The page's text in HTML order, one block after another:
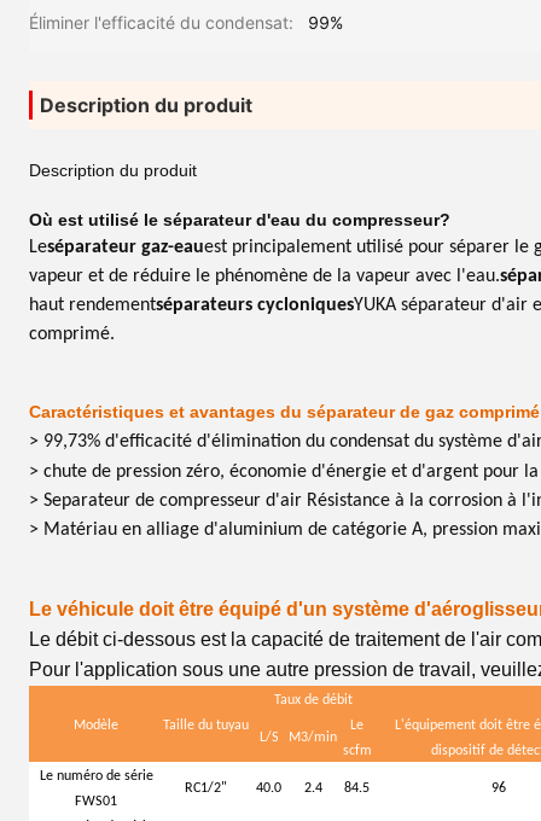
Éliminer l'efficacité du condensat: 99%
Description du produit
Description du produit
Où est utilisé le séparateur d'eau du compresseur?
Leséparateur gaz-eauest principalement utilisé pour séparer le
vapeur et de réduire le phénomène de la vapeur avec l'eau.
haut rendementséparateurs cycloniquesYUKA séparateur d'air
comprimé.
Caractéristiques et avantages du séparateur de gaz comprimé
> 99,73% d'efficacité d'élimination du condensat du système
> chute de pression zéro, économie d'énergie et d'argent pour
> Separateur de compresseur d'air Résistance à la corrosion
> Matériau en alliage d'aluminium de catégorie A, pression
Le véhicule doit être équipé d'un système
Le débit ci-dessous est la capacité de traitement de l'air
Pour l'application sous une autre pression de travail,
Modèle Taille du tuyau
Taux de débit
L/S M3/min
Le
scfm
L'équipement doit être
dispositif de
Le numéro de série
FWS01
RC1/2" 40.0 2.4 84.5 96